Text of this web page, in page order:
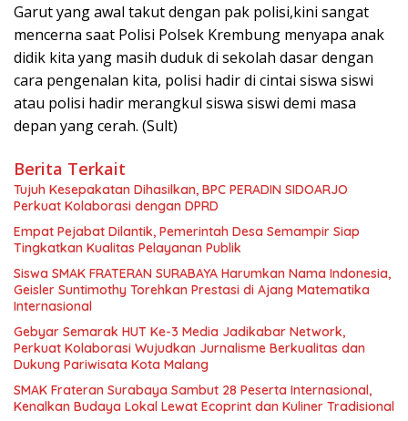
Garut yang awal takut dengan pak polisi,kini sangat
mencerna saat Polisi Polsek Krembung menyapa anak
didik kita yang masih duduk di sekolah dasar dengan
cara pengenalan kita, polisi hadir di cintai siswa siswi
atau polisi hadir merangkul siswa siswi demi masa
depan yang cerah. (Sult)
Berita Terkait
Tujuh Kesepakatan Dihasilkan, BPC PERADIN SIDOARJO
Perkuat Kolaborasi dengan DPRD
Empat Pejabat Dilantik, Pemerintah Desa Semampir Siap
Tingkatkan Kualitas Pelayanan Publik
Siswa SMAK FRATERAN SURABAYA Harumkan Nama Indonesia,
Geisler Suntimothy Torehkan Prestasi di Ajang Matematika
Internasional
Gebyar Semarak HUT Ke-3 Media Jadikabar Network,
Perkuat Kolaborasi Wujudkan Jurnalisme Berkualitas dan
Dukung Pariwisata Kota Malang
SMAK Frateran Surabaya Sambut 28 Peserta Internasional,
Kenalkan Budaya Lokal Lewat Ecoprint dan Kuliner Tradisional